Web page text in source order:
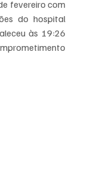
fevereiro com
do hospital
às 19:26